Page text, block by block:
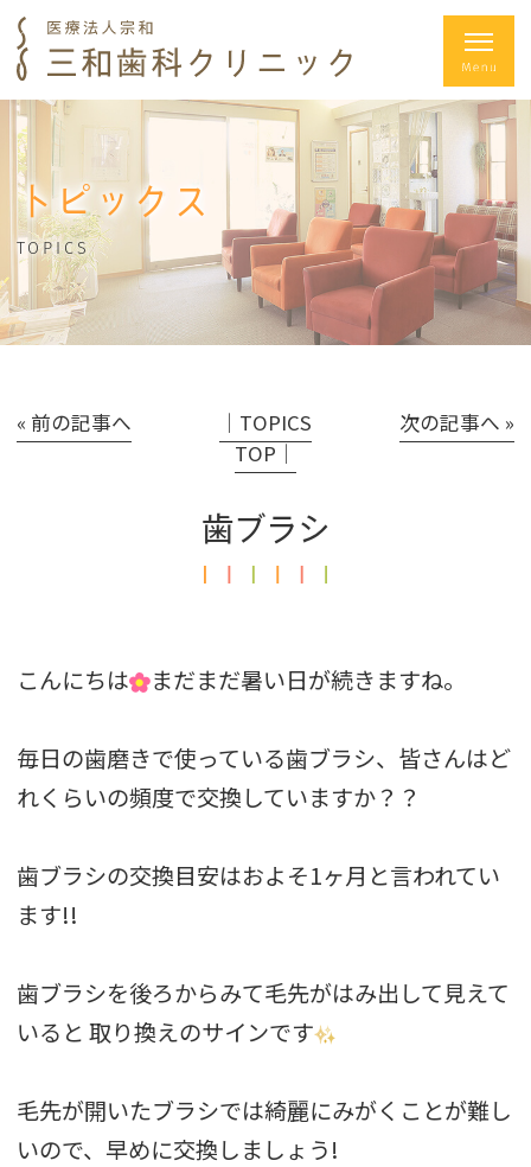
トピックス
TOPICS
« 前の記事へ
│TOPICS
TOP│
次の記事へ »
歯ブラシ
こんにちは まだまだ暑い日が続きますね。
毎日の歯磨きで使っている歯ブラシ、皆さんはど
れくらいの頻度で交換していますか？？
歯ブラシの交換目安はおよそ1ヶ月と言われてい
ます!!
歯ブラシを後ろからみて毛先がはみ出して見えて
いると 取り換えのサインです
毛先が開いたブラシでは綺麗にみがくことが難し
いので、早めに交換しましょう!